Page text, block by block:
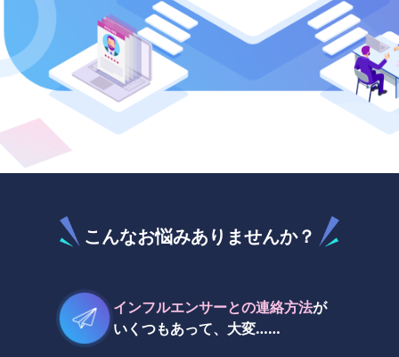
こんなお悩みありませんか？
インフルエンサーとの連絡方法が
いくつもあって、大変……